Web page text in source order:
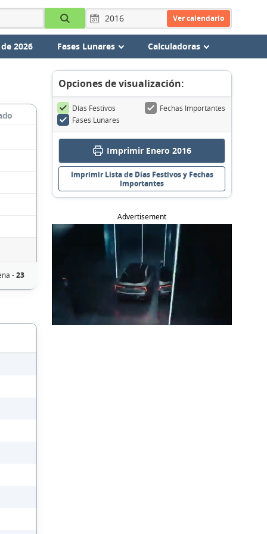
Ver calendario
2026 Fases Lunares Calculadoras
-23
Opciones de visualización:
Días Festivos
Fechas Importantes
Fases Lunares
Imprimir Enero 2016
Imprimir Lista de Días Festivos y Fechas
Importantes
Advertisement